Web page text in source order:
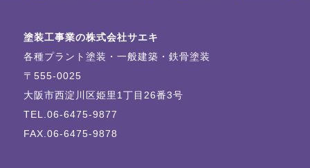
塗装工事業の株式会社サエキ
各種プラント塗装・一般建築・鉄骨塗装
〒555-0025
大阪市西淀川区姫里1丁目26番3号
TEL.06-6475-9877
FAX.06-6475-9878